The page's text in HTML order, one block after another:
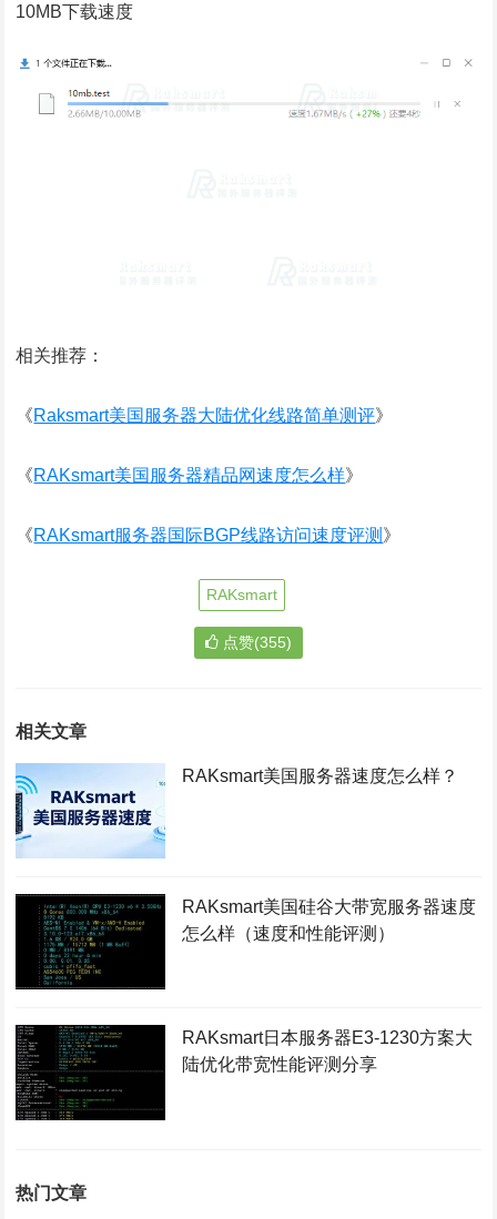
10MB下载速度
相关推荐：
《Raksmart美国服务器大陆优化线路简单测评》
《RAKsmart美国服务器精品网速度怎么样》
《RAKsmart服务器国际BGP线路访问速度评测 》
RAKsmart
点赞(355)
相关文章
RAKsmart美国服务器速度怎么样？
RAKsmart美国硅谷大带宽服务器速度
怎么样（速度和性能评测）
RAKsmart日本服务器E3-1230方案大
陆优化带宽性能评测分享
热门文章